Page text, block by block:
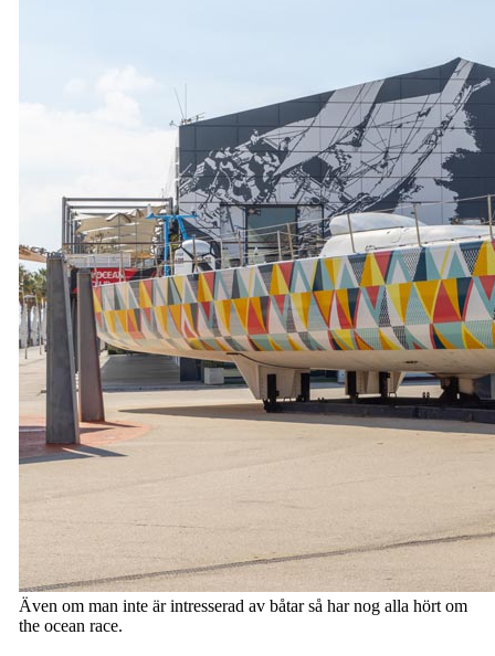
Även om man inte är intresserad av båtar så har nog alla hört om
the ocean race.